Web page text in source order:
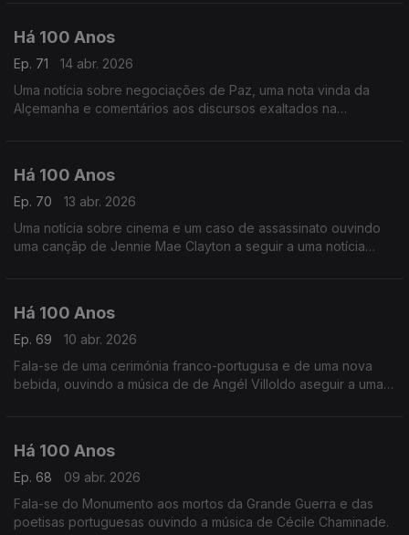
Há 100 Anos
Ep. 71
14 abr. 2026
Uma notícia sobre negociações de Paz, uma nota vinda da
Alçemanha e comentários aos discursos exaltados na
Há 100 Anos
Ep. 70
13 abr. 2026
Uma notícia sobre cinema e um caso de assassinato ouvindo
uma cançãp de Jennie Mae Clayton a seguir a uma notícia
Há 100 Anos
Ep. 69
10 abr. 2026
Fala-se de uma cerimónia franco-portugusa e de uma nova
bebida, ouvindo a música de de Angél Villoldo aseguir a uma
Há 100 Anos
Ep. 68
09 abr. 2026
Fala-se do Monumento aos mortos da Grande Guerra e das
poetisas portuguesas ouvindo a música de Cécile Chaminade.